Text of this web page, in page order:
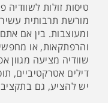
טיסות זולות
מורשת תרבותית
ומעוצבות. בין אם
והרפתקאות, או
שוודיה מציעה מגוון
דילים אטרקטיביים,
יש להציע, גם